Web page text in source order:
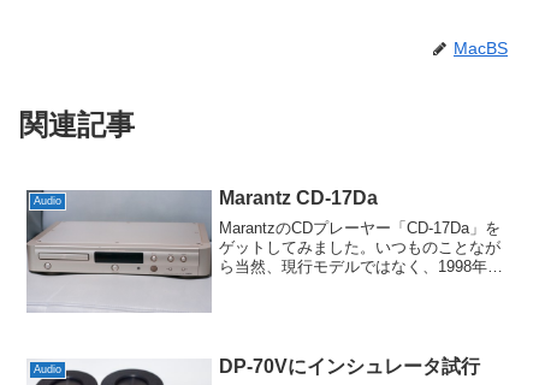
MacBS
関連記事
Audio Marantz CD-17Da
MarantzのCDプレーヤー「CD-17Da」を
ゲットしてみました。いつものことなが
ら当然、現行モデルではなく、1998年発
Audio DP-70Vにインシュレータ試行